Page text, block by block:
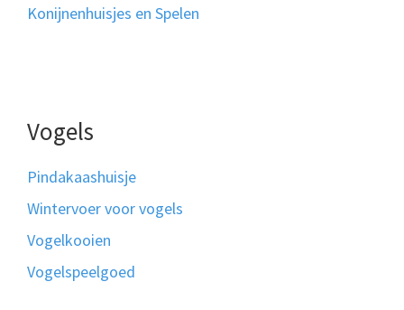
Konijnenhuisjes en Spelen
Vogels
Pindakaashuisje
Wintervoer voor vogels
Vogelkooien
Vogelspeelgoed